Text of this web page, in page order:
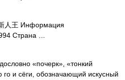
人王 Информация
Страна …
«почерк», «тонкий
го и сёги, обозначающий искусный